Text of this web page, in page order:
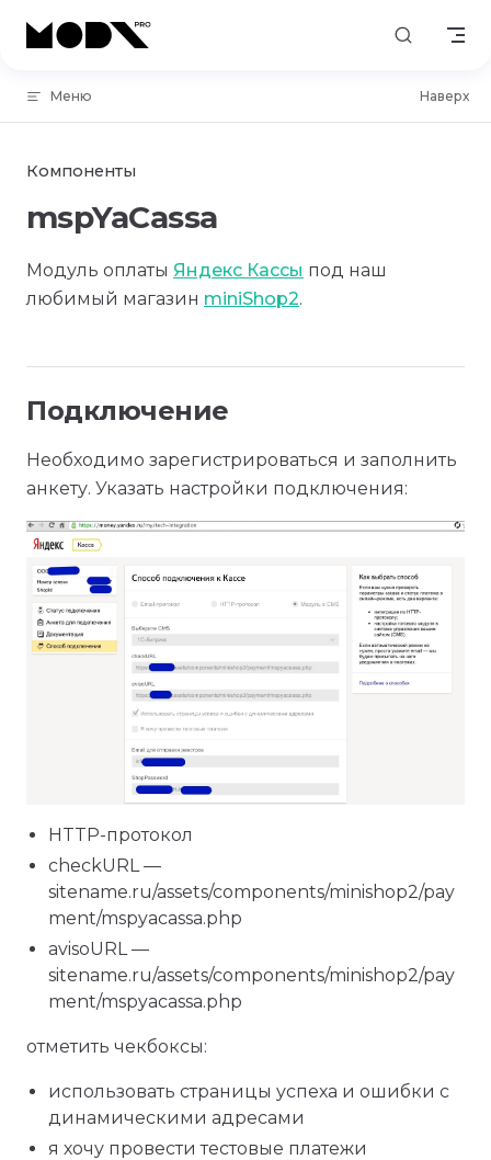
Skip to content
Меню Наверх
Компоненты
mspYaCassa
Модуль оплаты Яндекс Кассы под наш
любимый магазин miniShop2.
Подключение
Необходимо зарегистрироваться и заполнить
анкету. Указать настройки подключения:
HTTP-протокол
checkURL —
sitename.ru/assets/components/minishop2/pay
ment/mspyacassa.php
avisoURL —
sitename.ru/assets/components/minishop2/pay
ment/mspyacassa.php
отметить чекбоксы:
использовать страницы успеха и ошибки с
динамическими адресами
я хочу провести тестовые платежи